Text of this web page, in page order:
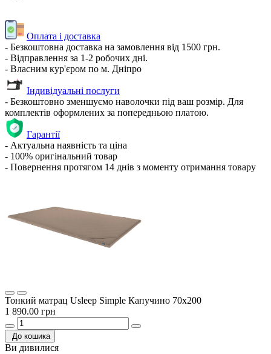
Оплата і доставка
- Безкоштовна доставка на замовлення від 1500 грн.
- Відправлення за 1-2 робочих дні.
- Власним кур'єром по м. Дніпро
Індивідуальні послуги
- Безкоштовно зменшуємо наволочки під ваш розмір. Для
комплектів оформлених за попередньою платою.
Гарантії
- Актуальна наявність та ціна
- 100% оригінальний товар
- Повернення протягом 14 днів з моменту отримання товару
Тонкий матрац Usleep Simple Капучино 70х200
1 890.00 грн
До кошика
Ви дивилися